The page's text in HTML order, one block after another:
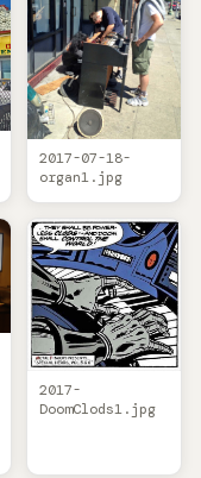
2017-07-18-
organ1.jpg
2017-
DoomClods1.jpg